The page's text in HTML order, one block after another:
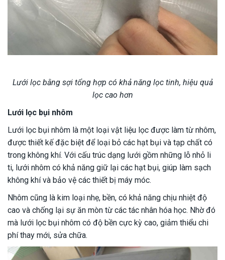
Lưới lọc bằng sợi tổng hợp có khả năng lọc tinh, hiệu quả
lọc cao hơn
Lưới lọc bụi nhôm
Lưới lọc bụi nhôm là một loại vật liệu lọc được làm từ nhôm,
được thiết kế đặc biệt để loại bỏ các hạt bụi và tạp chất có
trong không khí. Với cấu trúc dạng lưới gồm những lỗ nhỏ li
ti, lưới nhôm có khả năng giữ lại các hạt bụi, giúp làm sạch
không khí và bảo vệ các thiết bị máy móc.
Nhôm cũng là kim loại nhẹ, bền, có khả năng chịu nhiệt độ
cao và chống lại sự ăn mòn từ các tác nhân hóa học. Nhờ đó
mà lưới lọc bụi nhôm có độ bền cực kỳ cao, giảm thiểu chi
phí thay mới, sửa chữa.